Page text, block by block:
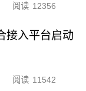
阅读 12356
接入平台启动
阅读 11542